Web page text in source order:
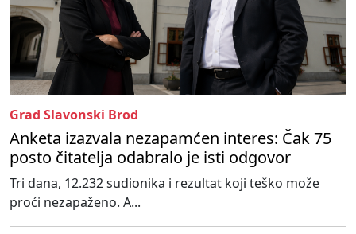
Grad Slavonski Brod
Anketa izazvala nezapamćen interes: Čak 75
posto čitatelja odabralo je isti odgovor
Tri dana, 12.232 sudionika i rezultat koji teško može
proći nezapaženo. A...